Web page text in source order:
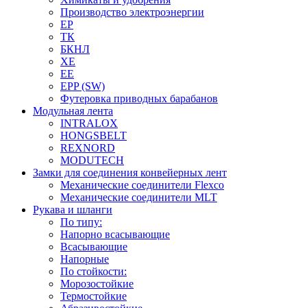
Производство электроэнергии
EP
ТК
БКНЛ
XE
EE
EPP (SW)
Футеровка приводных барабанов
Модульная лента
INTRALOX
HONGSBELT
REXNORD
MODUTECH
Замки для соединения конвейерных лент
Механические соединители Flexco
Механические соединители MLT
Рукава и шланги
По типу:
Напорно всасывающие
Всасывающие
Напорные
По стойкости:
Морозостойкие
Термостойкие